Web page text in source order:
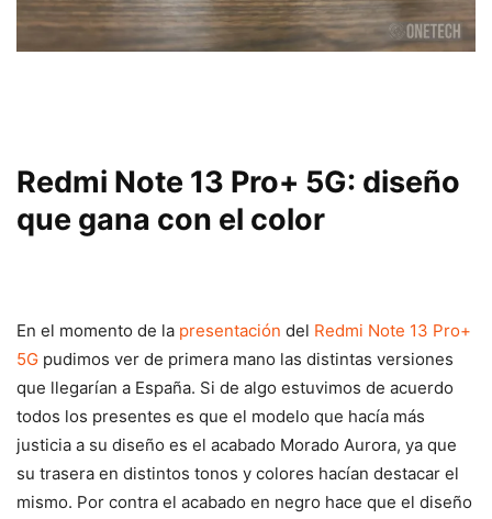
Redmi Note 13 Pro+ 5G: diseño
que gana con el color
En el momento de la presentación del Redmi Note 13 Pro+
5G pudimos ver de primera mano las distintas versiones
que llegarían a España. Si de algo estuvimos de acuerdo
todos los presentes es que el modelo que hacía más
justicia a su diseño es el acabado Morado Aurora, ya que
su trasera en distintos tonos y colores hacían destacar el
mismo. Por contra el acabado en negro hace que el diseño